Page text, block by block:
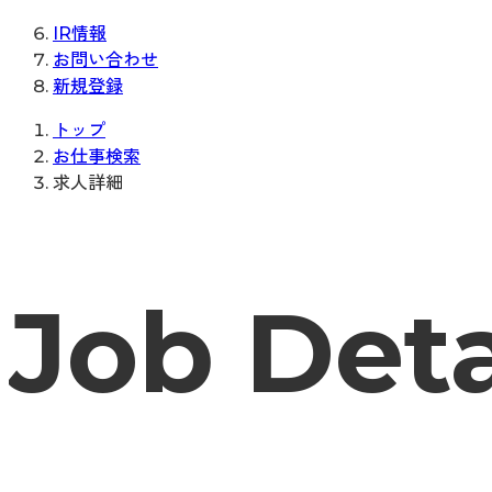
IR情報
お問い合わせ
新規登録
トップ
お仕事検索
求人詳細
Job